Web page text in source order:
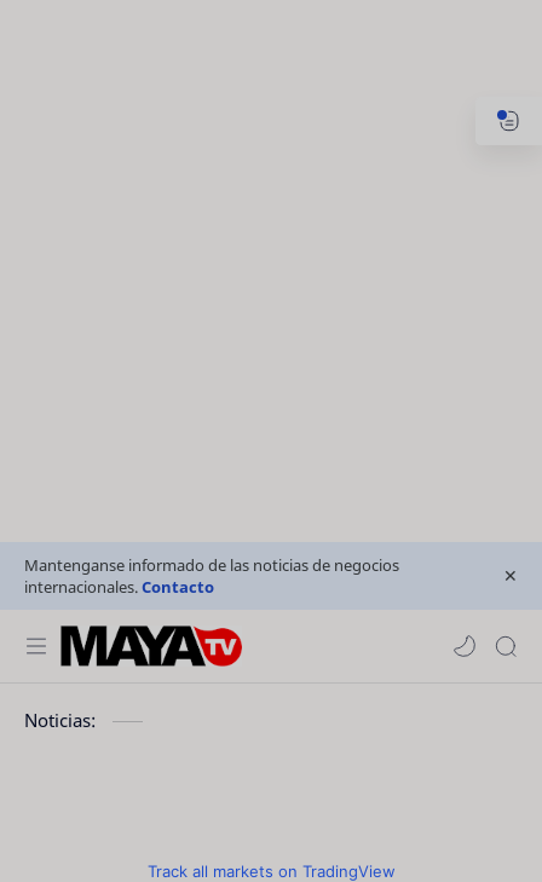
Mantenganse informado de las noticias de negocios
internacionales.Contacto
Noticias:
Track all markets on TradingView